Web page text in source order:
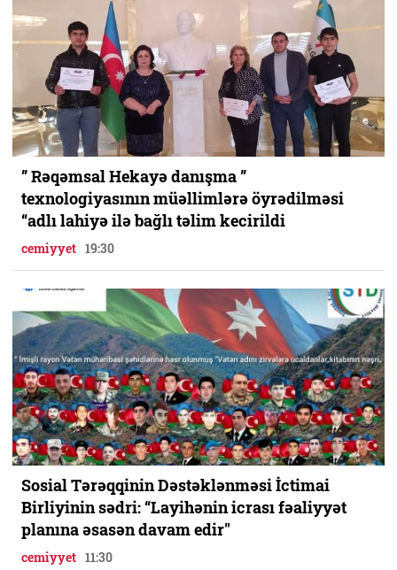
” Rəqəmsal Hekayə danışma ”
texnologiyasının müəllimlərə öyrədilməsi
“adlı lahiyə ilə bağlı təlim kecirildi
cemiyyet 19:30
Sosial Tərəqqinin Dəstəklənməsi İctimai
Birliyinin sədri: “Layihənin icrası fəaliyyət
planına əsasən davam edir"
cemiyyet 11:30